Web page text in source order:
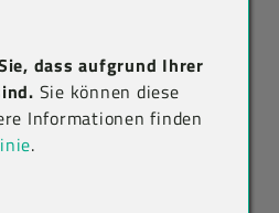
dass aufgrund Ihrer
Sie können diese
Informationen finden
.